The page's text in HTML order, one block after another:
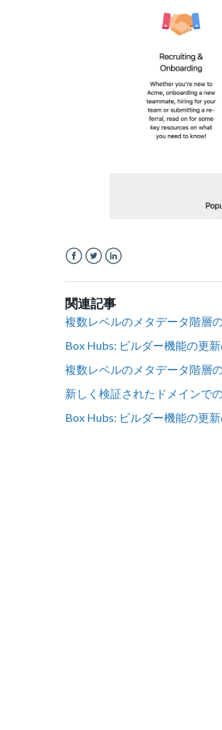
関連記事
複数レベルのメタデータ階層
Box Hubs: ビルダー機能の更
複数レベルのメタデータ階層
新しく検証されたドメインで
Box Hubs: ビルダー機能の更